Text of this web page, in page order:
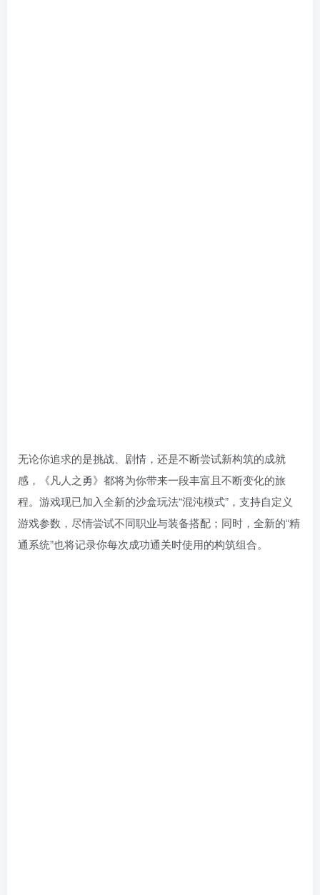
无论你追求的是挑战、剧情，还是不断尝试新构筑的成就
感，《凡人之勇》都将为你带来一段丰富且不断变化的旅
程。游戏现已加入全新的沙盒玩法“混沌模式”，支持自定义
游戏参数，尽情尝试不同职业与装备搭配；同时，全新的“精
通系统”也将记录你每次成功通关时使用的构筑组合。